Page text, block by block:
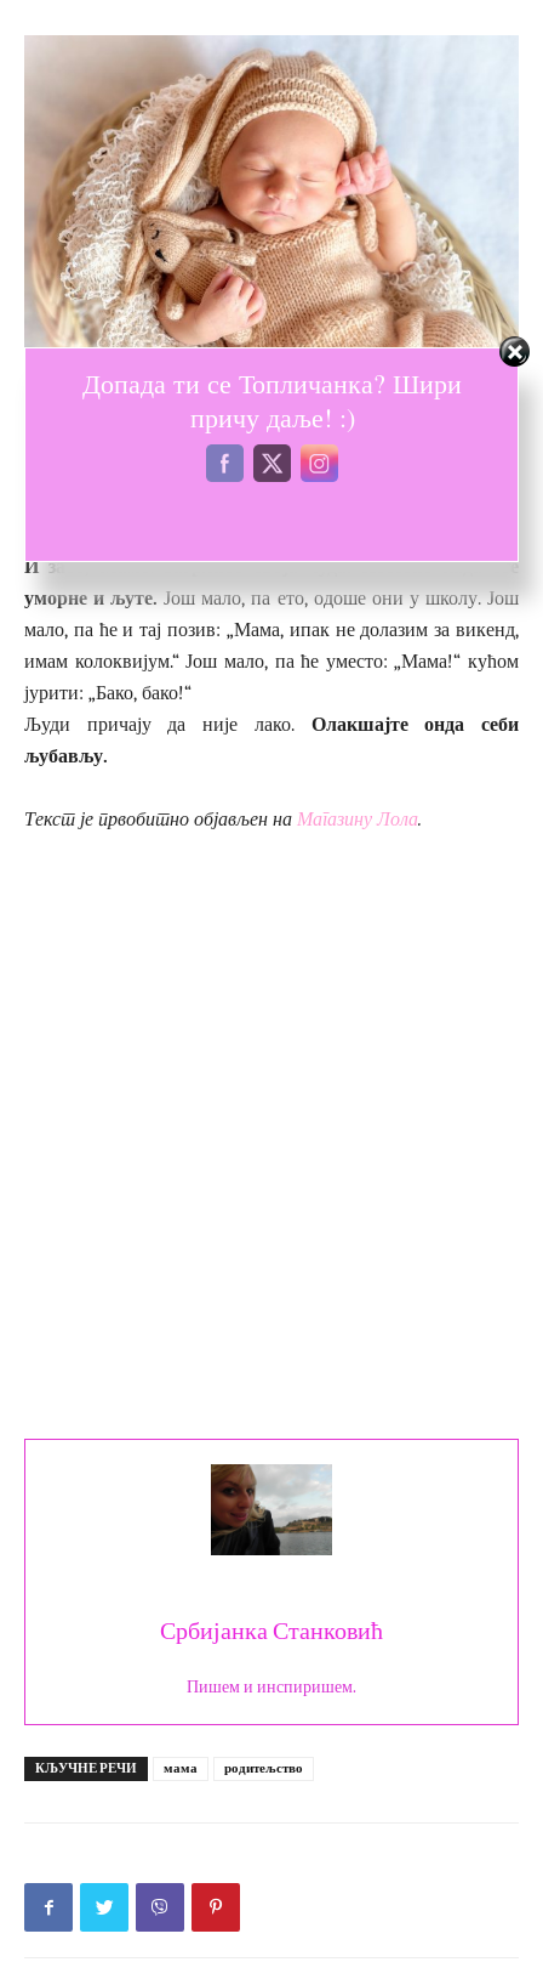
Фото: Unsplash.com
Није лако – јер сам веровала да сам стварно присутна и да
ми ништа није промакло, а оно: деца брзо расту. Кад никну
И зато, Маме: Загрлите своја чуда. Посебно када сте
уморне и љуте. Још мало, па ето, одоше они у школу. Још
мало, па ће и тај позив: „Мама, ипак не долазим за викенд,
имам колоквијум.“ Још мало, па ће уместо: „Мама!“ кућом
јурити: „Бако, бако!“
Људи причају да није лако. Олакшајте онда себи
љубављу.
Текст је првобитно објављен на Магазину Лола.
Србијанка Станковић
Пишем и инспиришем.
КЉУЧНЕ РЕЧИ мама родитељство
Допада ти се Топличанка? Шири
причу даље! :)